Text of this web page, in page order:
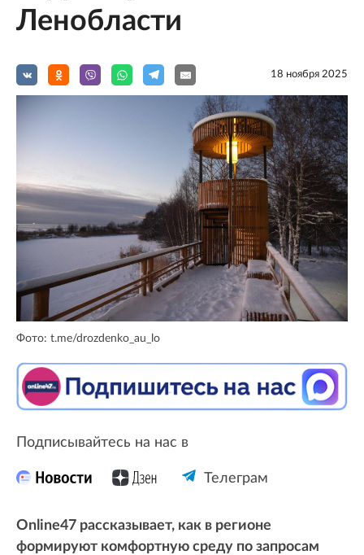
Ленобласти
18 ноября 2025
Фото: t.me/drozdenko_au_lo
Подписывайтесь на нас в
Телеграм
Online47 рассказывает, как в регионе
формируют комфортную среду по запросам